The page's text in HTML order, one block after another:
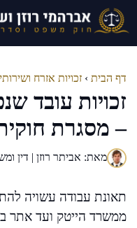
לדלג
לתוכן
דף הבית › זכויות אזרח
זכויות עובד
– מסגרת
מאת: אביתר רוזן | דין
תאונת עבודה עשויה
ממשרד הייטק ועד אתר